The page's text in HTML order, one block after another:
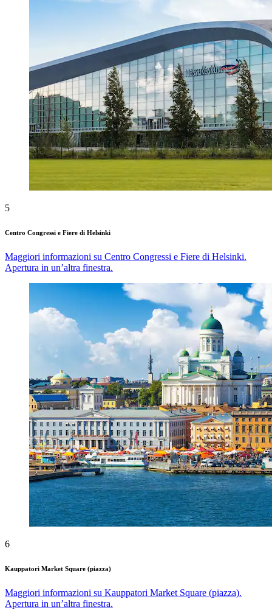
5
Centro Congressi e Fiere di Helsinki
Maggiori informazioni su Centro Congressi e Fiere di Helsinki.
Apertura in un’altra finestra.
6
Kauppatori Market Square (piazza)
Maggiori informazioni su Kauppatori Market Square (piazza).
Apertura in un’altra finestra.